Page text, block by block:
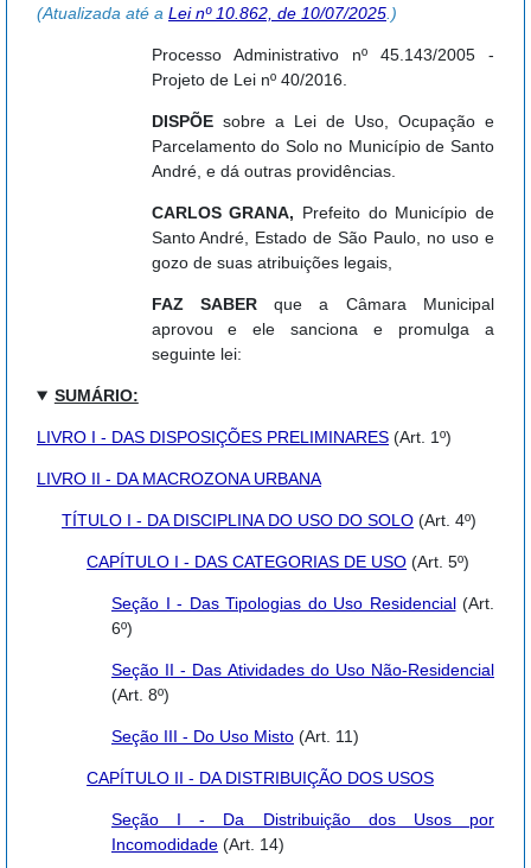
(Atualizada até a Lei nº 10.862, de 10/07/2025 .)
Processo Administrativo nº 45.143/2005 -
Projeto de Lei nº 40/2016.
DISPÕE sobre a Lei de Uso, Ocupação e
Parcelamento do Solo no Município de Santo
André, e dá outras providências.
CARLOS GRANA, Prefeito do Município de
Santo André, Estado de São Paulo, no uso e
gozo de suas atribuições legais,
FAZ SABERque a Câmara Municipal
aprovou e ele sanciona e promulga a
seguinte lei:
SUMÁRIO:
LIVRO I - DAS DISPOSIÇÕES PRELIMINARES (Art. 1º)
LIVRO II - DA MACROZONA URBANA
TÍTULO I - DA DISCIPLINA DO USO DO SOLO (Art. 4º)
CAPÍTULO I - DAS CATEGORIAS DE USO (Art. 5º)
Seção I - Das Tipologias do Uso Residencial(Art.
6º)
Seção II - Das Atividades do Uso Não-Residencial
(Art. 8º)
Seção III - Do Uso Misto (Art. 11)
CAPÍTULO II - DA DISTRIBUIÇÃO DOS USOS
Seção I - Da Distribuição dos Usos por
Incomodidade (Art. 14)